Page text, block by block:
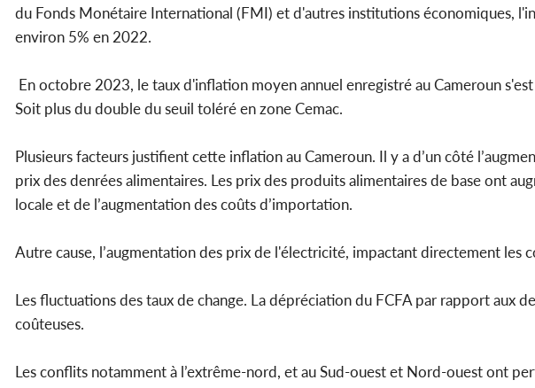
du Fonds Monétaire International (FMI) et d'autres institutions économiques,
environ 5% en 2022.
En octobre 2023, le taux d'inflation moyen annuel enregistré au Cameroun
Soit plus du double du seuil toléré en zone Cemac.
Plusieurs facteurs justifient cette inflation au Cameroun. Il y a d’un côté
prix des denrées alimentaires. Les prix des produits alimentaires de base ont
locale et de l’augmentation des coûts d’importation.
Autre cause, l’augmentation des prix de l'électricité, impactant directement les
Les fluctuations des taux de change. La dépréciation du FCFA par rapport aux
coûteuses.
Les conflits notamment à l’extrême-nord, et au Sud-ouest et Nord-ouest ont